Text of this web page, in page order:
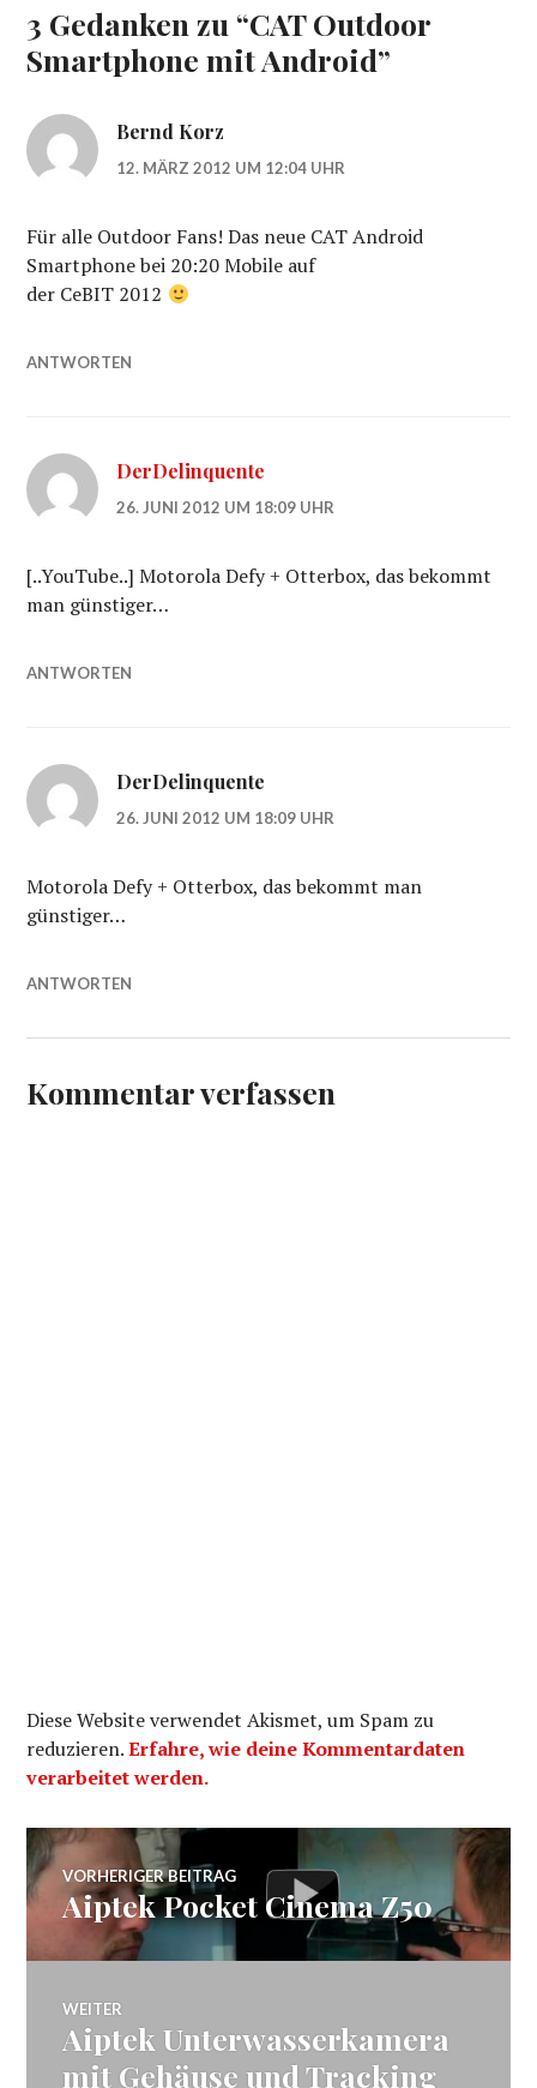
3 Gedanken zu “CAT Outdoor
Smartphone mit Android”
Bernd Korz
12. MÄRZ 2012 UM 12:04 UHR
Für alle Outdoor Fans! Das neue CAT Android
Smartphone bei 20:20 Mobile auf
der CeBIT 2012
ANTWORTEN
DerDelinquente
26. JUNI 2012 UM 18:09 UHR
[..YouTube..] Motorola Defy + Otterbox, das bekommt
man günstiger…
ANTWORTEN
DerDelinquente
26. JUNI 2012 UM 18:09 UHR
Motorola Defy + Otterbox, das bekommt man
günstiger…
ANTWORTEN
Kommentar verfassen
Diese Website verwendet Akismet, um Spam zu
reduzieren.Erfahre, wie deine Kommentardaten
verarbeitet werden.
Beitragsnavigation
VORHERIGER BEITRAG
Vorheriger
Beitrag:
Aiptek Pocket Cinema Z50
WEITER
Nächster
Beitrag:
Aiptek Unterwasserkamera
mit Gehäuse und Tracking